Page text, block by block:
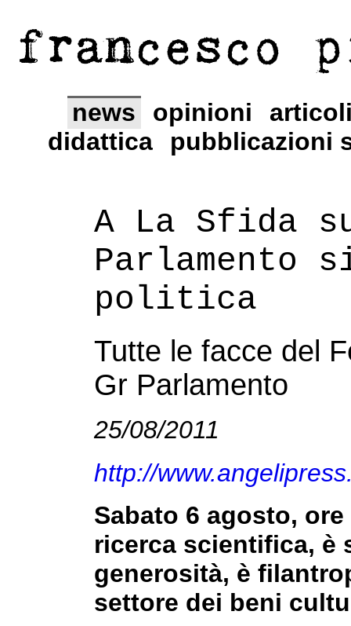
francesco
news opinioni
didattica
pubblicazioni
A La Sfida
Parlamento
politica
Tutte le facce del
Gr Parlamento
25/08/2011
http://
Sabato 6 agosto,
ricerca scientifica, è
generosità, è
settore dei beni